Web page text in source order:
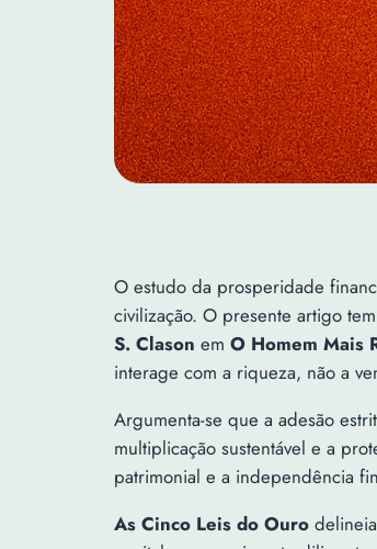
O estudo da prosperidade
civilização. O presente artigo
S. Clason em O Homem Mais
interage com a riqueza, não a
Argumenta-se que a adesão
multiplicação sustentável e a
patrimonial e a independência
As Cinco Leis do Ouro